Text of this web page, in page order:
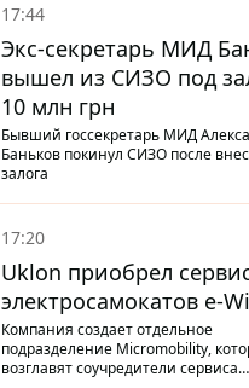
17:44
Экс-секретарь МИД
вышел из СИЗО под
10 млн грн
Бывший госсекретарь МИД
Баньков покинул СИЗО после
залога
17:20
Uklon приобрел
электросамокатов e-
Компания создает отдельное
подразделение Micromobility,
возглавят соучредители сервиса